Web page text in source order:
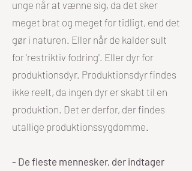
unge når at vænne sig, da det sker
meget brat og meget for tidligt, end det
gør i naturen. Eller når de kalder sult
for 'restriktiv fodring'. Eller dyr for
produktionsdyr. Produktionsdyr findes
ikke reelt, da ingen dyr er skabt til en
produktion. Det er derfor, der findes
utallige produktionssygdomme.
- De fleste mennesker, der indtager